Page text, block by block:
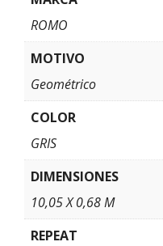
ROMO
MOTIVO
Geométrico
COLOR
GRIS
DIMENSIONES
10,05 X 0,68 M
REPEAT